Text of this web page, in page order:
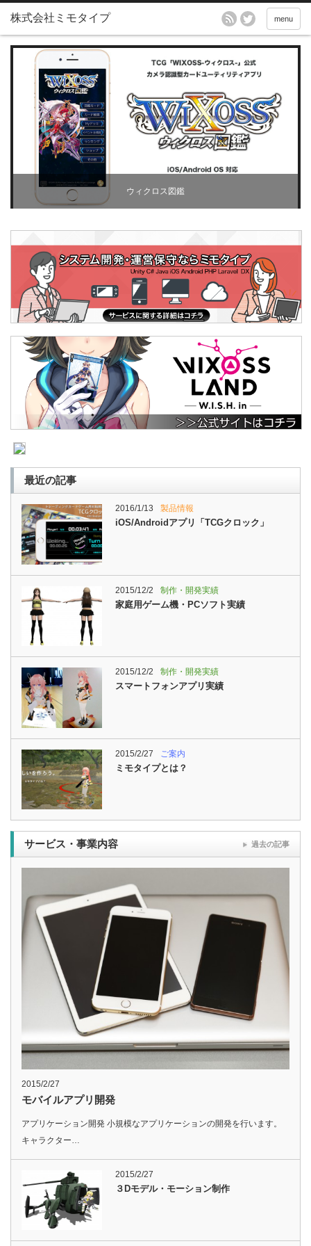
menu
ウィクロス図鑑
最近の記事
2016/1/13 製品情報
iOS/Androidアプリ「TCGクロック」
2015/12/2 制作・開発実績
家庭用ゲーム機・PCソフト実績
2015/12/2 制作・開発実績
スマートフォンアプリ実績
2015/2/27 ご案内
ミモタイプとは？
サービス・事業内容 過去の記事
2015/2/27
モバイルアプリ開発
アプリケーション開発 小規模なアプリケーションの開発を行います。
キャラクター…
2015/2/27
３Dモデル・モーション制作